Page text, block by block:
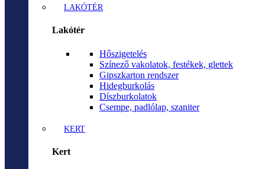
LAKÓTÉR
Lakótér
Hőszigetelés
Színező vakolatok, festékek, glettek
Gipszkarton rendszer
Hidegburkolás
Díszburkolatok
Csempe, padlólap, szaniter
KERT
Kert